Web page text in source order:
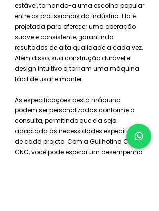
estável, tornando-a uma escolha popular
entre os profissionais da indústria. Ela é
projetada para oferecer uma operação
suave e consistente, garantindo
resultados de alta qualidade a cada vez.
Além disso, sua construção durável e
design intuitivo a tornam uma máquina
fácil de usar e manter.
As especificações desta máquina
podem ser personalizadas conforme a
consulta, permitindo que ela seja
adaptada às necessidades específicas
de cada projeto. Com a Guilhotina CN e
CNC, você pode esperar um desempenho